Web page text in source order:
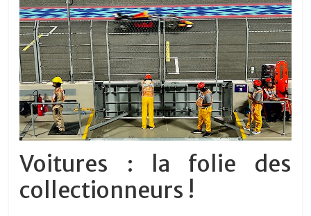
Voitures : la folie des
collectionneurs !